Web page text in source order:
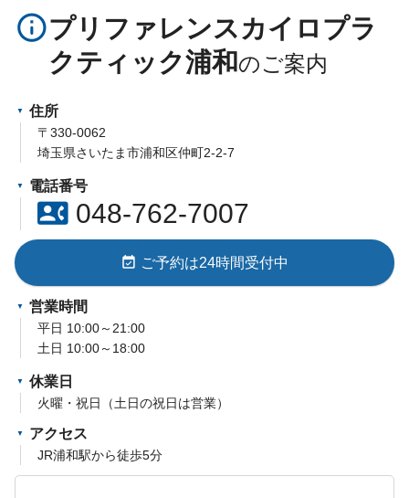
info_outlineプリファレンスカイロプラ
クティック浦和
住所
〒330-0062
埼玉県さいたま市浦和区仲町2-2-7
電話番号
contact_phone048-762-7007
event_available ご予約は24時間受付中
営業時間
平日 10:00～21:00
土日 10:00～18:00
休業日
火曜・祝日（土日の祝日は営業）
アクセス
JR浦和駅から徒歩5分